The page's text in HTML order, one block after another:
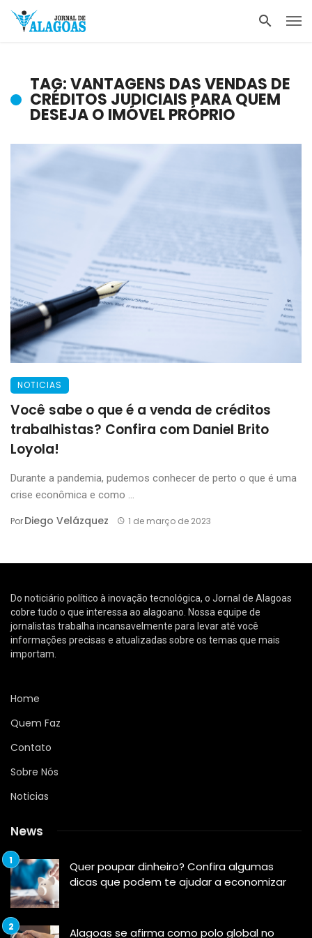
TAG: VANTAGENS DAS VENDAS DE
CRÉDITOS JUDICIAIS PARA QUEM
DESEJA O IMÓVEL PRÓPRIO
NOTICIAS
Você sabe o que é a venda de créditos
trabalhistas? Confira com Daniel Brito
Loyola!
Durante a pandemia, pudemos conhecer de perto o que é uma
crise econômica e como ...
PorDiego Velázquez 1 de março de 2023
Do noticiário político à inovação tecnológica, o Jornal de Alagoas
cobre tudo o que interessa ao alagoano. Nossa equipe de
jornalistas trabalha incansavelmente para levar até você
informações precisas e atualizadas sobre os temas que mais
importam.
Home
Quem Faz
Contato
Sobre Nós
Noticias
News
Quer poupar dinheiro? Confira algumas
dicas que podem te ajudar a economizar
Alagoas se afirma como polo global no